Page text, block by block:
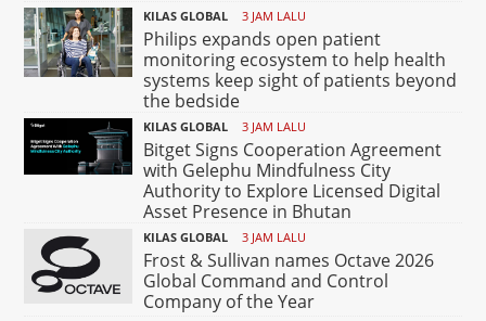
KILAS GLOBAL 3 JAM LALU
Philips expands open patient
monitoring ecosystem to help health
systems keep sight of patients beyond
the bedside
KILAS GLOBAL 3 JAM LALU
Bitget Signs Cooperation Agreement
with Gelephu Mindfulness City
Authority to Explore Licensed Digital
Asset Presence in Bhutan
KILAS GLOBAL 3 JAM LALU
Frost & Sullivan names Octave 2026
Global Command and Control
Company of the Year